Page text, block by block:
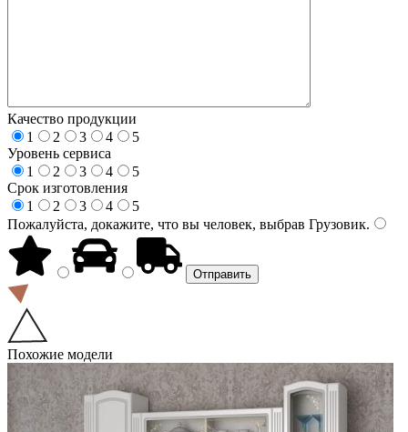
Качество продукции
1
2 3 4
5
Уровень сервиса
1
2 3 4
5
Срок изготовления
1
2 3 4
5
Пожалуйста, докажите, что вы человек, выбрав Грузовик.
Похожие модели